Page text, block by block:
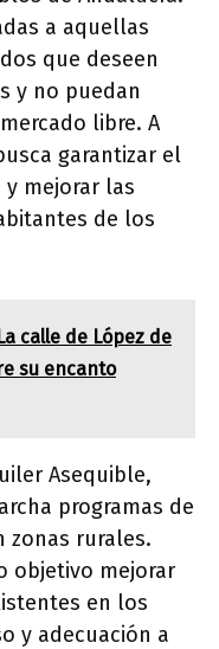
a aquellas
que deseen
y no puedan
libre. A
garantizar el
y mejorar las
de los
calle de López de
su encanto
Asequible,
programas de
zonas rurales.
objetivo mejorar
en los
y adecuación a